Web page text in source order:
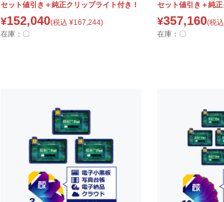
セット値引き＋純正クリップライト付き！
¥152,040(税込 ¥167,244)
在庫：〇
セット値引き＋純
¥357,160(税込
在庫：〇